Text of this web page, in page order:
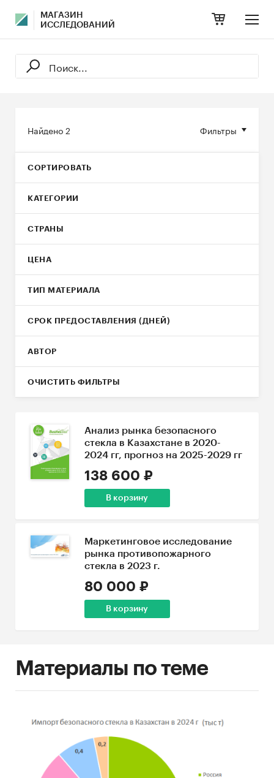
МАГАЗИН
ИССЛЕДОВАНИЙ
Фильтры
Найдено2
СОРТИРОВАТЬ
КАТЕГОРИИ
СТРАНЫ
ЦЕНА
ТИП МАТЕРИАЛА
СРОК ПРЕДОСТАВЛЕНИЯ (ДНЕЙ)
АВТОР
ОЧИСТИТЬ ФИЛЬТРЫ
Анализ рынка безопасного
стекла в Казахстане в 2020-
2024 гг, прогноз на 2025-2029 гг
138 600 ₽
В корзину
Маркетинговое исследование
рынка противопожарного
стекла в 2023 г.
80 000 ₽
В корзину
Материалы по теме